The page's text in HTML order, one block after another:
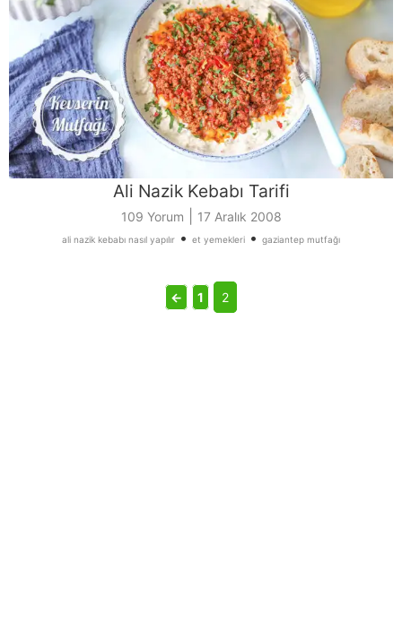
Ali Nazik Kebabı Tarifi
109 Yorum 17 Aralık 2008
ali nazik kebabı nasıl yapılır • et yemekleri • gaziantep mutfağı
← 1 2